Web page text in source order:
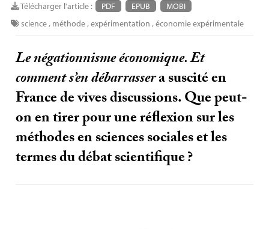
Télécharger l'article : PDF EPUB
MOBI
science, méthode,expérimentation ,économie expérimentale
Le négationnisme économique. Et
comment s’en débarrassera suscité en
France de vives discussions. Que peut-
on en tirer pour une réflexion sur les
méthodes en sciences sociales et les
termes du débat scientifique?